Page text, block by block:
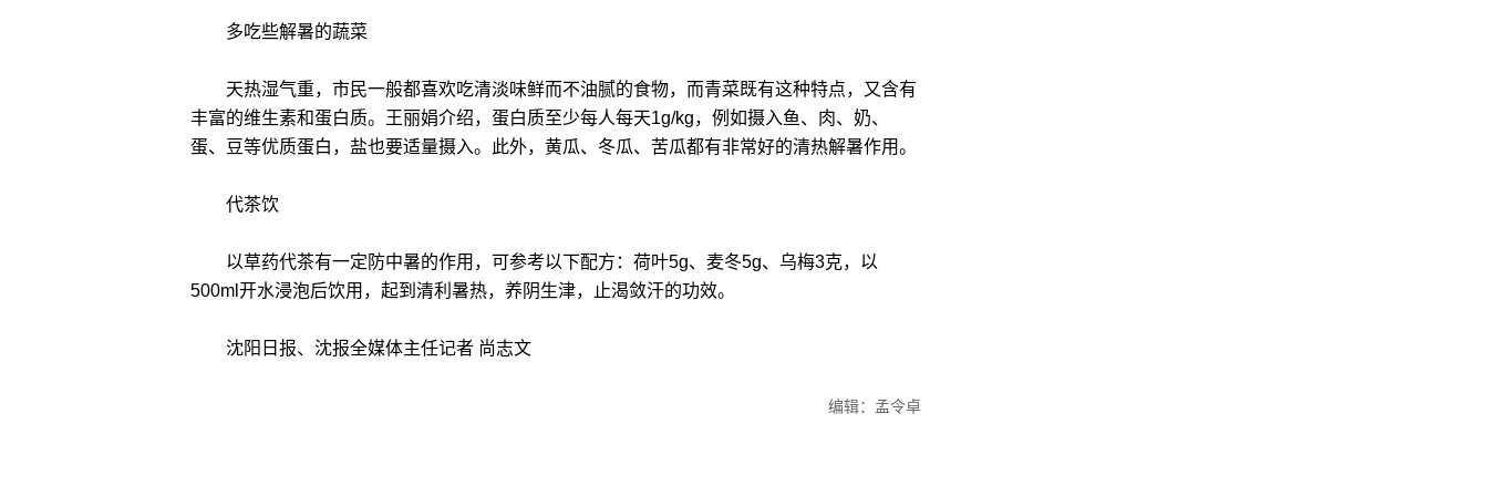
多吃些解暑的蔬菜
天热湿气重，市民一般都喜欢吃清淡味鲜而不油腻的食物，而青菜既有这种特点，又含有
丰富的维生素和蛋白质。王丽娟介绍，蛋白质至少每人每天1g/kg，例如摄入鱼、肉、奶、
蛋、豆等优质蛋白，盐也要适量摄入。此外，黄瓜、冬瓜、苦瓜都有非常好的清热解暑作用。
代茶饮
以草药代茶有一定防中暑的作用，可参考以下配方：荷叶5g、麦冬5g、乌梅3克，以
500ml开水浸泡后饮用，起到清利暑热，养阴生津，止渴敛汗的功效。
沈阳日报、沈报全媒体主任记者 尚志文
编辑：孟令卓